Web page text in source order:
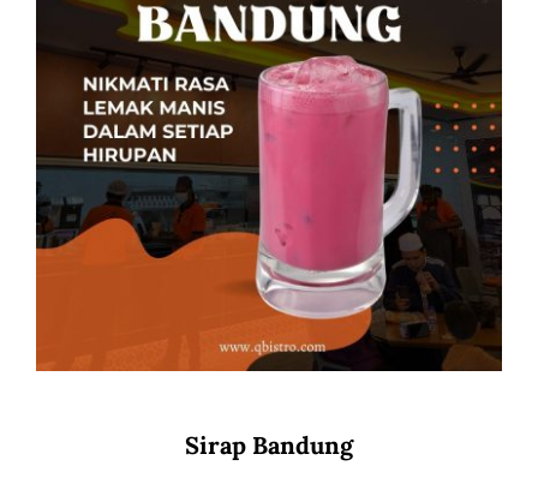
Sirap Bandung